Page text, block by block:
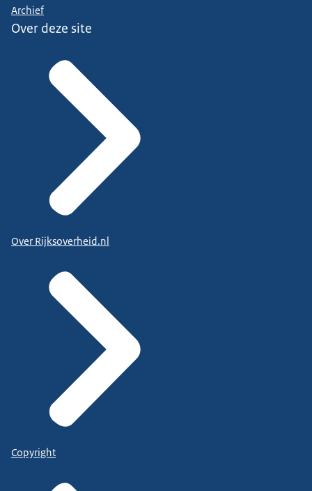
Archief
Over deze site
Over Rijksoverheid.nl
Copyright